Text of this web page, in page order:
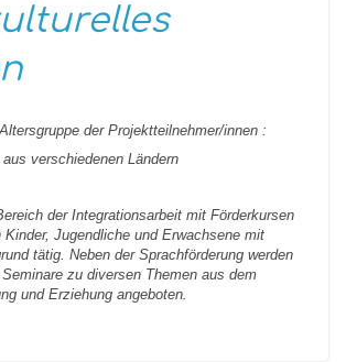
der Projektteilnehmer/innen :
aus verschiedenen Ländern
der Integrationsarbeit mit Förderkursen
Jugendliche und Erwachsene mit
tätig. Neben der Sprachförderung werden
zu diversen Themen aus dem
und Erziehung angeboten.